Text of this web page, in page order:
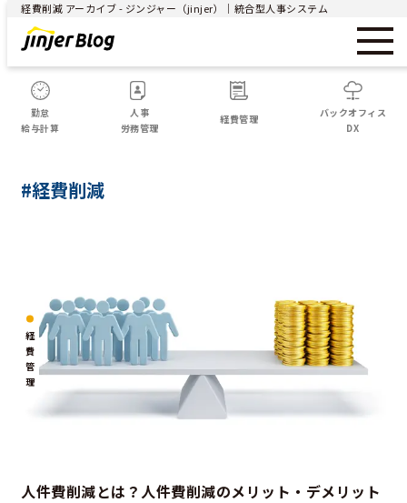
経費削減 アーカイブ - ジンジャー（jinjer）｜統合型人事システム
勤怠
給与計算
人事
労務管理
経費管理
バックオフィス
DX
#経費削減
経
費
管
理
人件費削減とは？人件費削減のメリット・デメリット